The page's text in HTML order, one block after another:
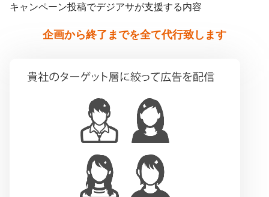
キャンペーン投稿でデジアサが支援する内容
企画から終了までを全て代行致します